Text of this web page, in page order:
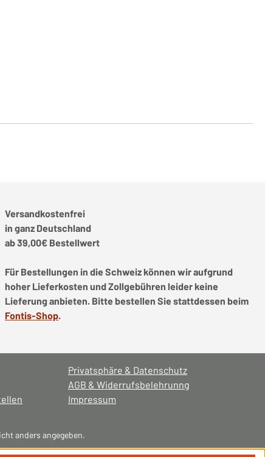
Versandkostenfrei
in ganz Deutschland
ab 39,00€ Bestellwert
Für Bestellungen in die Schweiz können wir aufgrund
hoher Lieferkosten und Zollgebühren leider keine
Lieferung anbieten. Bitte bestellen Sie stattdessen beim
Fontis-Shop.
Privatsphäre & Datenschutz
AGB & Widerrufsbelehrunng
Impressum
anders angegeben.